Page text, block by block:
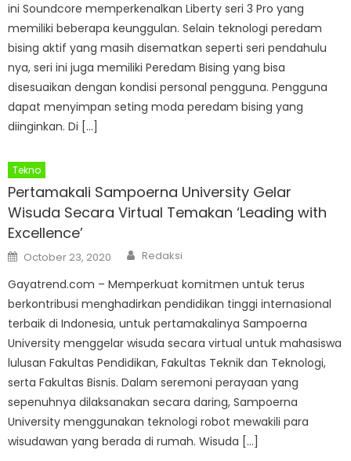
ini Soundcore memperkenalkan Liberty seri 3 Pro yang
memiliki beberapa keunggulan. Selain teknologi peredam
bising aktif yang masih disematkan seperti seri pendahulu
nya, seri ini juga memiliki Peredam Bising yang bisa
disesuaikan dengan kondisi personal pengguna. Pengguna
dapat menyimpan seting moda peredam bising yang
diinginkan. Di […]
Tekno
Pertamakali Sampoerna University Gelar
Wisuda Secara Virtual Temakan ‘Leading with
Excellence’
Posted
on
October 23, 2020 Author
Redaksi
Gayatrend.com – Memperkuat komitmen untuk terus
berkontribusi menghadirkan pendidikan tinggi internasional
terbaik di Indonesia, untuk pertamakalinya Sampoerna
University menggelar wisuda secara virtual untuk mahasiswa
lulusan Fakultas Pendidikan, Fakultas Teknik dan Teknologi,
serta Fakultas Bisnis. Dalam seremoni perayaan yang
sepenuhnya dilaksanakan secara daring, Sampoerna
University menggunakan teknologi robot mewakili para
wisudawan yang berada di rumah. Wisuda […]